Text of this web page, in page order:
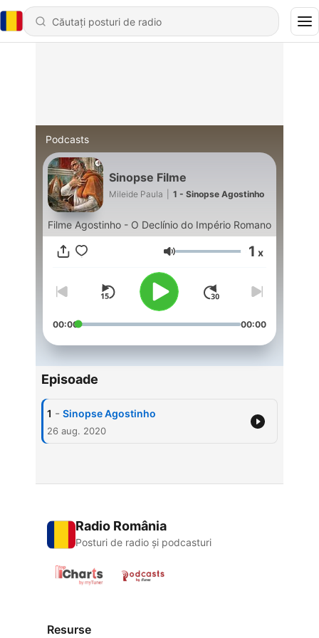
Podcasts
Sinopse Filme
Mileide Paula 1 - Sinopse Agostinho
Filme Agostinho - O Declínio do Império Romano
Volum 1 x
00:00 00:00
Episoade
1 - Sinopse Agostinho
26 aug. 2020
Radio România
Posturi de radio și podcasturi
Resurse